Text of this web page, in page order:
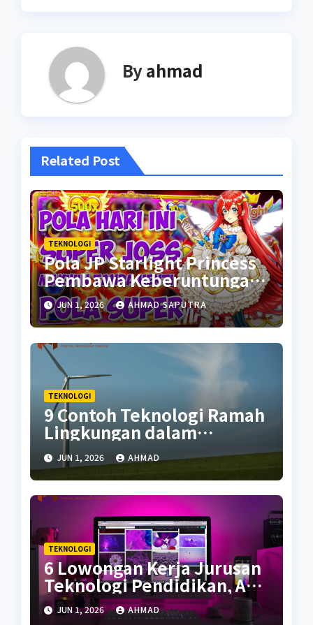
Byahmad
Related Post
TEKNOLOGI
Pola JP Starlight Princess
Pembawa Keberuntungan
Awal Tahun 2024
JUN 1, 2026 AHMAD SAPUTRA
TEKNOLOGI
9 Contoh Teknologi Ramah
Lingkungan dalam
Kehidupan
JUN 1, 2026 AHMAD
TEKNOLOGI
6 Lowongan Kerja Jurusan
Teknologi Pendidikan, Apa
Saja?
JUN 1, 2026 AHMAD